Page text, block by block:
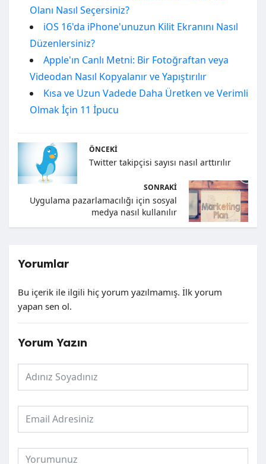
Olanı Nasıl Seçersiniz?
iOS 16'da iPhone'unuzun Kilit Ekranını Nasıl
Düzenlersiniz?
Apple'ın Canlı Metni: Bir Fotoğraftan veya
Videodan Nasıl Kopyalanır ve Yapıştırılır
Kısa ve Uzun Vadede Daha Üretken ve Verimli
Olmak İçin 11 İpucu
ÖNCEKI
Twitter takipçisi sayısı nasıl arttırılır
SONRAKI
Uygulama pazarlamacılığı için sosyal
medya nasıl kullanılır
Yorumlar
Bu içerik ile ilgili hiç yorum yazılmamış. İlk yorum
yapan sen ol.
Yorum Yazın